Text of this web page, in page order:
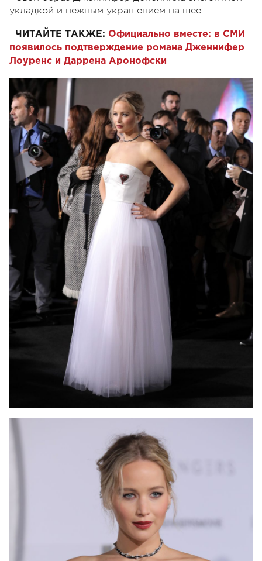
укладкой и нежным украшением на шее.
ЧИТАЙТЕ ТАКЖЕ: Официально вместе: в СМИ
появилось подтверждение романа Дженнифер
Лоуренс и Даррена Аронофски